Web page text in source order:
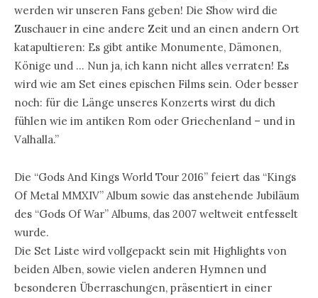
werden wir unseren Fans geben! Die Show wird die
Zuschauer in eine andere Zeit und an einen andern Ort
katapultieren: Es gibt antike Monumente, Dämonen,
Könige und … Nun ja, ich kann nicht alles verraten! Es
wird wie am Set eines epischen Films sein. Oder besser
noch: für die Länge unseres Konzerts wirst du dich
fühlen wie im antiken Rom oder Griechenland – und in
Valhalla.”
Die “Gods And Kings World Tour 2016” feiert das “Kings
Of Metal MMXIV” Album sowie das anstehende Jubiläum
des “Gods Of War” Albums, das 2007 weltweit entfesselt
wurde.
Die Set Liste wird vollgepackt sein mit Highlights von
beiden Alben, sowie vielen anderen Hymnen und
besonderen Überraschungen, präsentiert in einer